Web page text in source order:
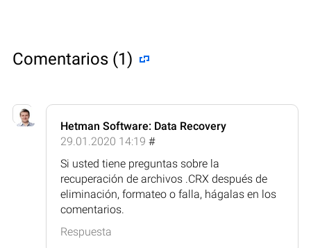
Comentarios (1)
Hetman Software: Data Recovery
29.01.2020 14:19 #
Si usted tiene preguntas sobre la
recuperación de archivos .CRX después de
eliminación, formateo o falla, hágalas en los
comentarios.
Respuesta